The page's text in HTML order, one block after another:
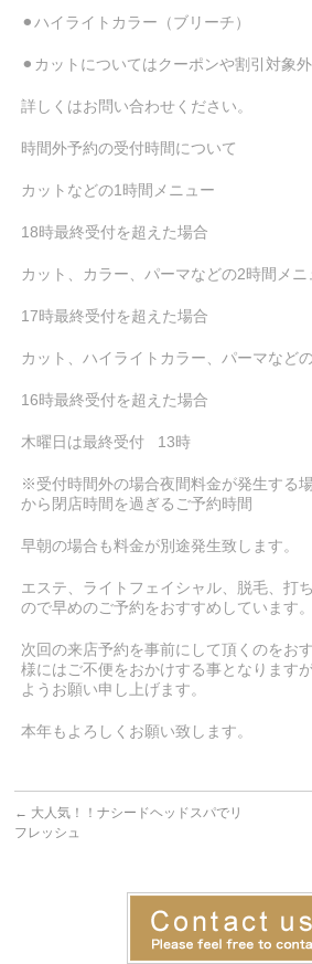
⚫︎ハイライトカラー（ブリーチ）
⚫︎カットについてはクーポンや割引対象外
詳しくはお問い合わせください。
時間外予約の受付時間について
カットなどの1時間メニュー
18時最終受付を超えた場合
カット、カラー、パーマなどの2時間メニ
17時最終受付を超えた場合
カット、ハイライトカラー、パーマなど
16時最終受付を超えた場合
木曜日は最終受付 13時
※受付時間外の場合夜間料金が発生する
から閉店時間を過ぎるご予約時間
早朝の場合も料金が別途発生致します。
エステ、ライトフェイシャル、脱毛、打
ので早めのご予約をおすすめしています。
次回の来店予約を事前にして頂くのをお
様にはご不便をおかけする事となります
ようお願い申し上げます。
本年もよろしくお願い致します。
← 大人気！！ナシードヘッドスパでリ
フレッシュ